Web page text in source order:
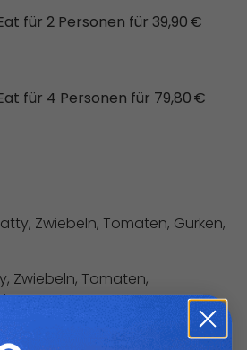
für 2 Personen für 39,90 €
für 4 Personen für 79,80 €
Zwiebeln, Tomaten, Gurken,
Zwiebeln, Tomaten,
Bio Patty, Zwiebeln, Tomaten,